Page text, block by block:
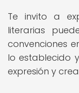
Te invito a
literarias
convenciones
lo establecido
expresión y